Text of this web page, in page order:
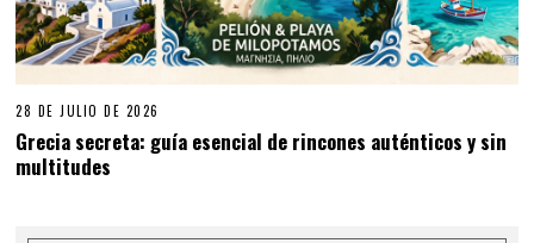
28 DE JULIO DE 2026
Grecia secreta: guía esencial de rincones auténticos y sin
multitudes